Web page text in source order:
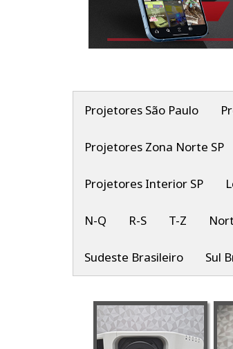
Projetores São Paulo
Projetores Zona Norte SP
Projetores Interior SP
N-Q R-S T-Z
Sudeste Brasileiro Sul